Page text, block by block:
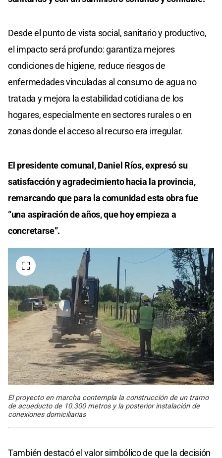
Desde el punto de vista social, sanitario y productivo,
el impacto será profundo: garantiza mejores
condiciones de higiene, reduce riesgos de
enfermedades vinculadas al consumo de agua no
tratada y mejora la estabilidad cotidiana de los
hogares, especialmente en sectores rurales o en
zonas donde el acceso al recurso era irregular.
El presidente comunal, Daniel Ríos, expresó su
satisfacción y agradecimiento hacia la provincia,
remarcando que para la comunidad esta obra fue
“una aspiración de años, que hoy empieza a
concretarse”.
El proyecto en marcha contempla la construcción de un tramo
de acueducto de 10.300 metros y la posterior instalación de
conexiones domiciliarias
También destacó el valor simbólico de que la decisión